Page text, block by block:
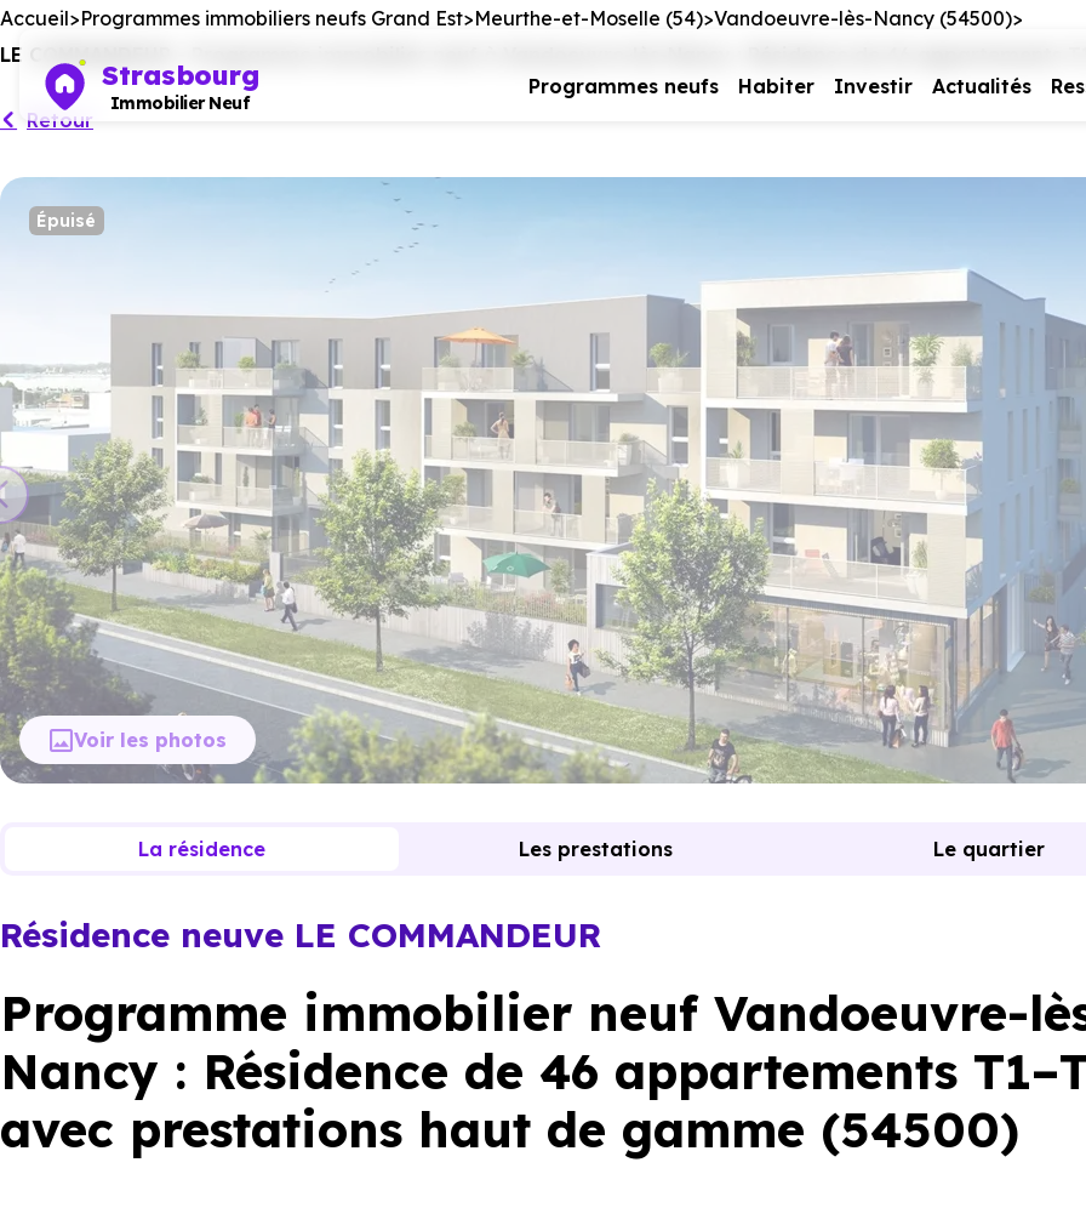
Strasbourg
Immobilier Neuf
Programmes neufs Habiter Investir Actualités
Accueil Programmes immobiliers neufs Grand Est Meurthe-et-Moselle (54) Vandoeuvre-lès-Nancy (54500)
LE COMMANDEUR - Programme immobilier neuf à Vandoeuvre-lès-Nancy : Résidence de 46 appartements
Retour
Épuisé
Voir les photos
Résidence neuve LE COMMANDEUR
Programme immobilier neuf Vandoeuvre-
Nancy : Résidence de 46 appartements
avec prestations haut de gamme (54500)
La résidence Les prestations Le quartier